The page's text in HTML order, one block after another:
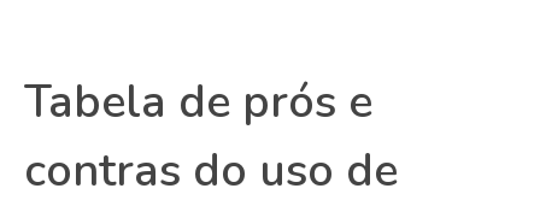
Tabela de prós e
contras do uso de